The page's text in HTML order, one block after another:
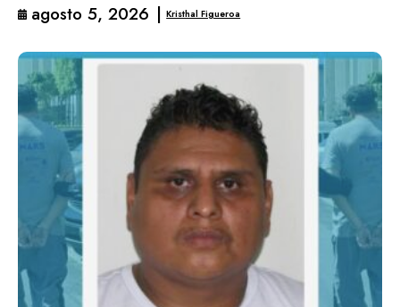
agosto 5, 2026 | Kristhal Figueroa